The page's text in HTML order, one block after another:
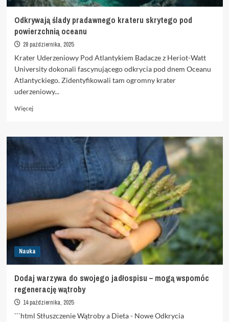
reakcji
Odkrywają ślady pradawnego krateru skrytego pod
powierzchnią oceanu
28 października, 2025
Krater Uderzeniowy Pod Atlantykiem Badacze z Heriot-Watt
University dokonali fascynującego odkrycia pod dnem Oceanu
Atlantyckiego. Zidentyfikowali tam ogromny krater
uderzeniowy...
WięcejDowiedz
o
ślady
pradawnego
krateru
pod
powierzchnią
oceanu
Nauka
Dodaj warzywa do swojego jadłospisu – mogą wspomóc
regenerację wątroby
14 października, 2025
```html Stłuszczenie Wątroby a Dieta - Nowe Odkrycia